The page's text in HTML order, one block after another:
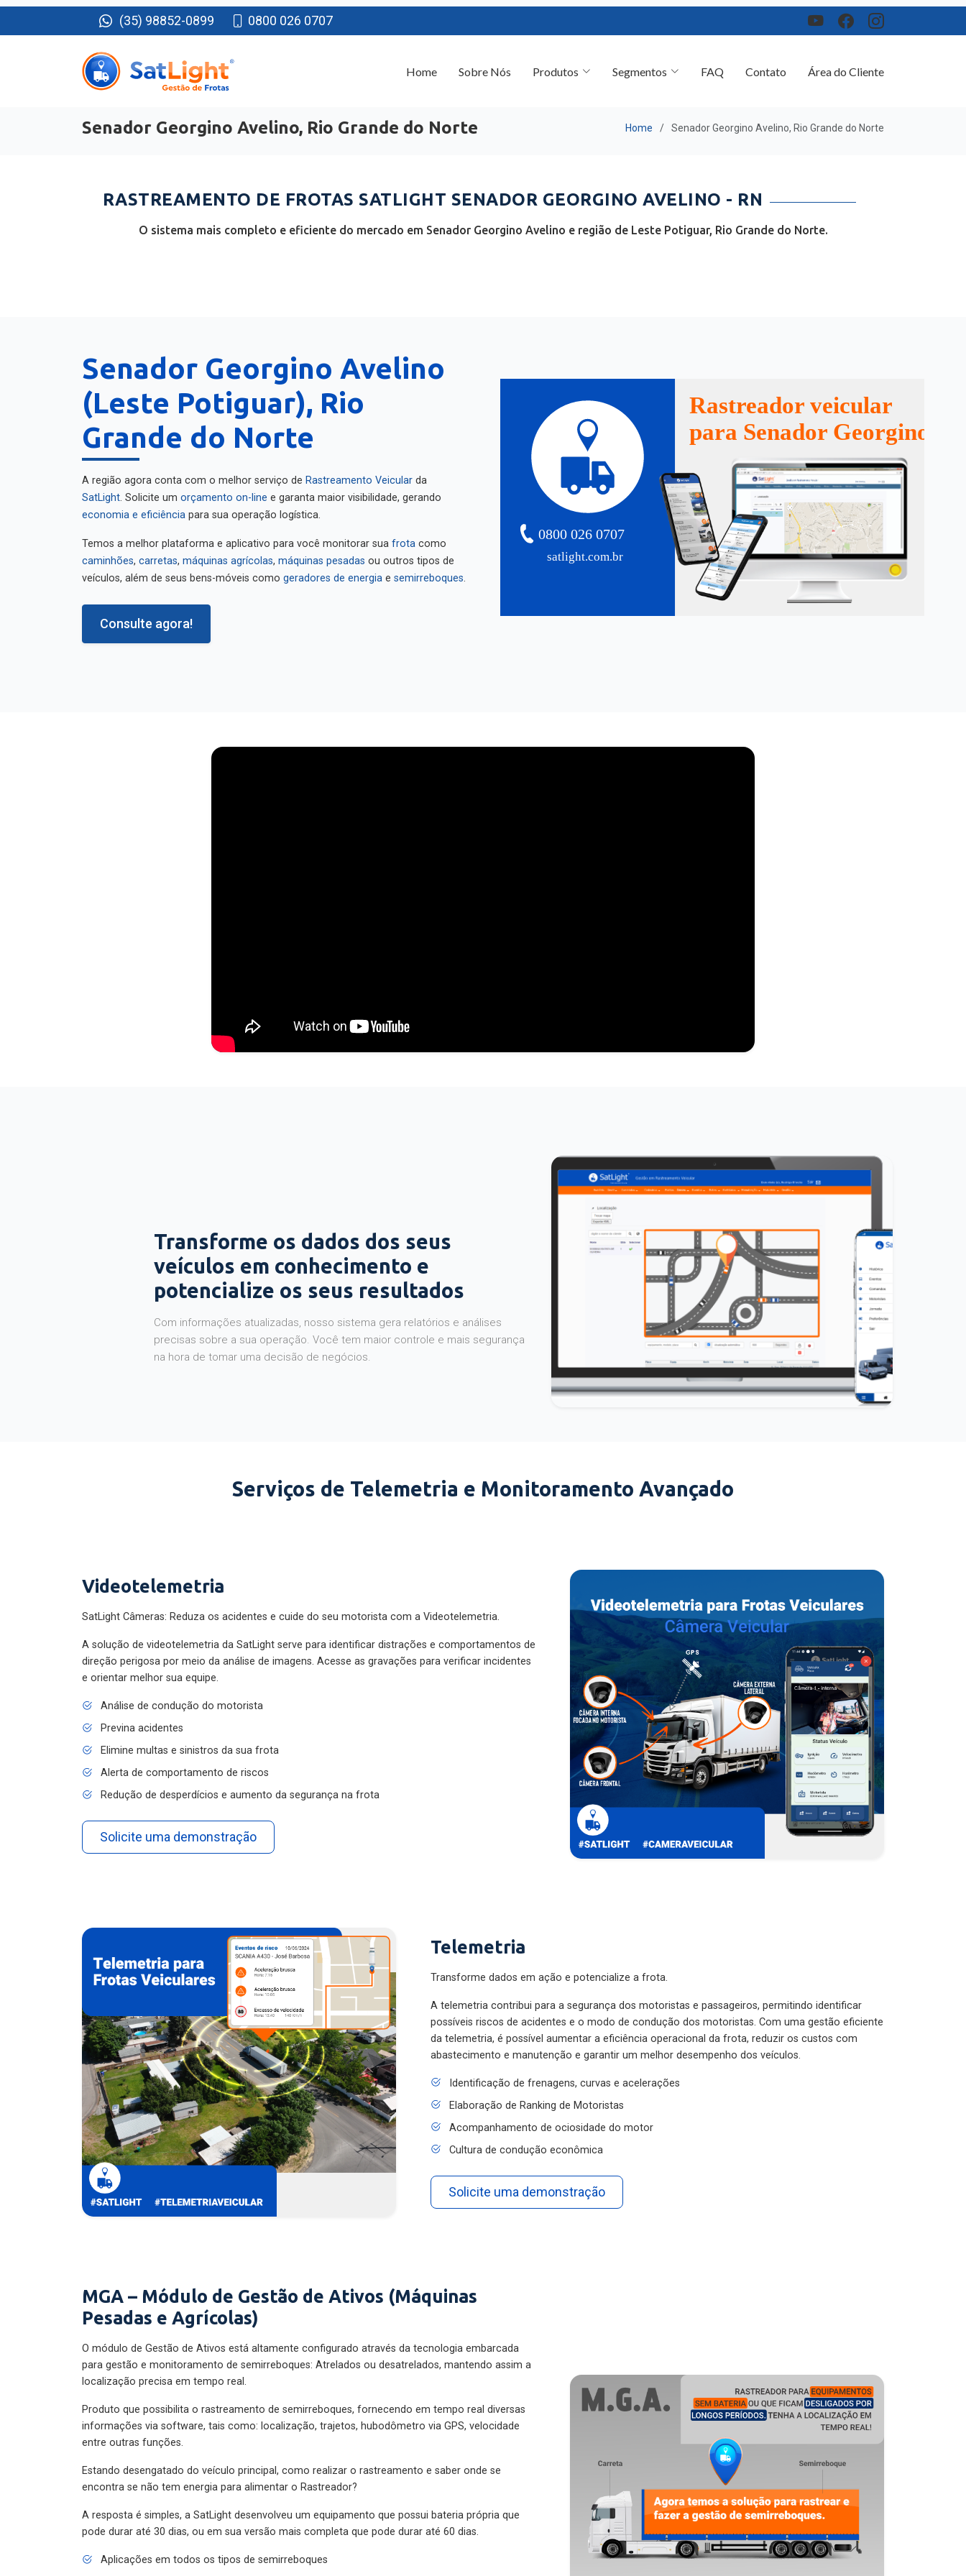
(35) 98852-0899 0800 026 0707
Área do Cliente
Senador Georgino Avelino, Rio Grande do Norte Home Senador Georgino Avelino, Rio Grande do Norte
RASTREAMENTO DE FROTAS SATLIGHT SENADOR GEORGINO AVELINO - RN
O sistema mais completo e eficiente do mercado em Senador Georgino Avelino e região de Leste Potiguar, Rio Grande do Norte.
Senador Georgino Avelino
(Leste Potiguar), Rio
Grande do Norte
A região agora conta com o melhor serviço de Rastreamento Veicular da
SatLight. Solicite um orçamento on-line e garanta maior visibilidade, gerando
economia e eficiência para sua operação logística.
Temos a melhor plataforma e aplicativo para você monitorar sua frota como
caminhões, carretas, máquinas agrícolas, máquinas pesadas ou outros tipos de
veículos, além de seus bens-móveis como geradores de energia e semirreboques.
Consulte agora!
satlight.com.br
0800 026 0707
Rastreador veicular
para Senador Georgino
Transforme os dados dos seus
veículos em conhecimento e
potencialize os seus resultados
Com informações atualizadas, nosso sistema gera relatórios e análises
precisas sobre a sua operação. Você tem maior controle e mais segurança
na hora de tomar uma decisão de negócios.
Serviços de Telemetria e Monitoramento Avançado
Videotelemetria
SatLight Câmeras: Reduza os acidentes e cuide do seu motorista com a Videotelemetria.
A solução de videotelemetria da SatLight serve para identificar distrações e comportamentos de
direção perigosa por meio da análise de imagens. Acesse as gravações para verificar incidentes
e orientar melhor sua equipe.
Análise de condução do motorista
Previna acidentes
Elimine multas e sinistros da sua frota
Alerta de comportamento de riscos
Redução de desperdícios e aumento da segurança na frota
Solicite uma demonstração
Telemetria
Transforme dados em ação e potencialize a frota.
A telemetria contribui para a segurança dos motoristas e passageiros, permitindo identificar
possíveis riscos de acidentes e o modo de condução dos motoristas. Com uma gestão eficiente
da telemetria, é possível aumentar a eficiência operacional da frota, reduzir os custos com
abastecimento e manutenção e garantir um melhor desempenho dos veículos.
Identificação de frenagens, curvas e acelerações
Elaboração de Ranking de Motoristas
Acompanhamento de ociosidade do motor
Cultura de condução econômica
Solicite uma demonstração
MGA – Módulo de Gestão de Ativos (Máquinas
Pesadas e Agrícolas)
O módulo de Gestão de Ativos está altamente configurado através da tecnologia embarcada
para gestão e monitoramento de semirreboques: Atrelados ou desatrelados, mantendo assim a
localização precisa em tempo real.
Produto que possibilita o rastreamento de semirreboques, fornecendo em tempo real diversas
informações via software, tais como: localização, trajetos, hubodômetro via GPS, velocidade
entre outras funções.
Estando desengatado do veículo principal, como realizar o rastreamento e saber onde se
encontra se não tem energia para alimentar o Rastreador?
A resposta é simples, a SatLight desenvolveu um equipamento que possui bateria própria que
pode durar até 30 dias, ou em sua versão mais completa que pode durar até 60 dias.
Aplicações em todos os tipos de semirreboques